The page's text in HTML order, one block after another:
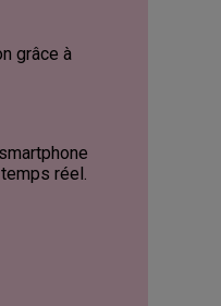
grâce à
réel.